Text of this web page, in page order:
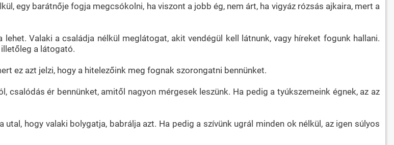
egy barátnője fogja megcsókolni, ha viszont a jobb ég, nem árt, ha vigyáz rózsás ajkaira, mert a
Valaki a családja nélkül meglátogat, akit vendégül kell látnunk, vagy híreket fogunk hallani.
a látogató.
ez azt jelzi, hogy a hitelezőink meg fognak szorongatni bennünket.
csalódás ér bennünket, amitől nagyon mérgesek leszünk. Ha pedig a tyúkszemeink égnek, az az
hogy valaki bolygatja, babrálja azt. Ha pedig a szívünk ugrál minden ok nélkül, az igen súlyos